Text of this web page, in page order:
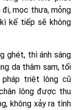
đi, mọc thưa, mỏng
kế tiếp sẽ không
ghét, thì ánh sáng
da thâm sạm, tối
triệt lông cũ
lông được thu
không xảy ra tình